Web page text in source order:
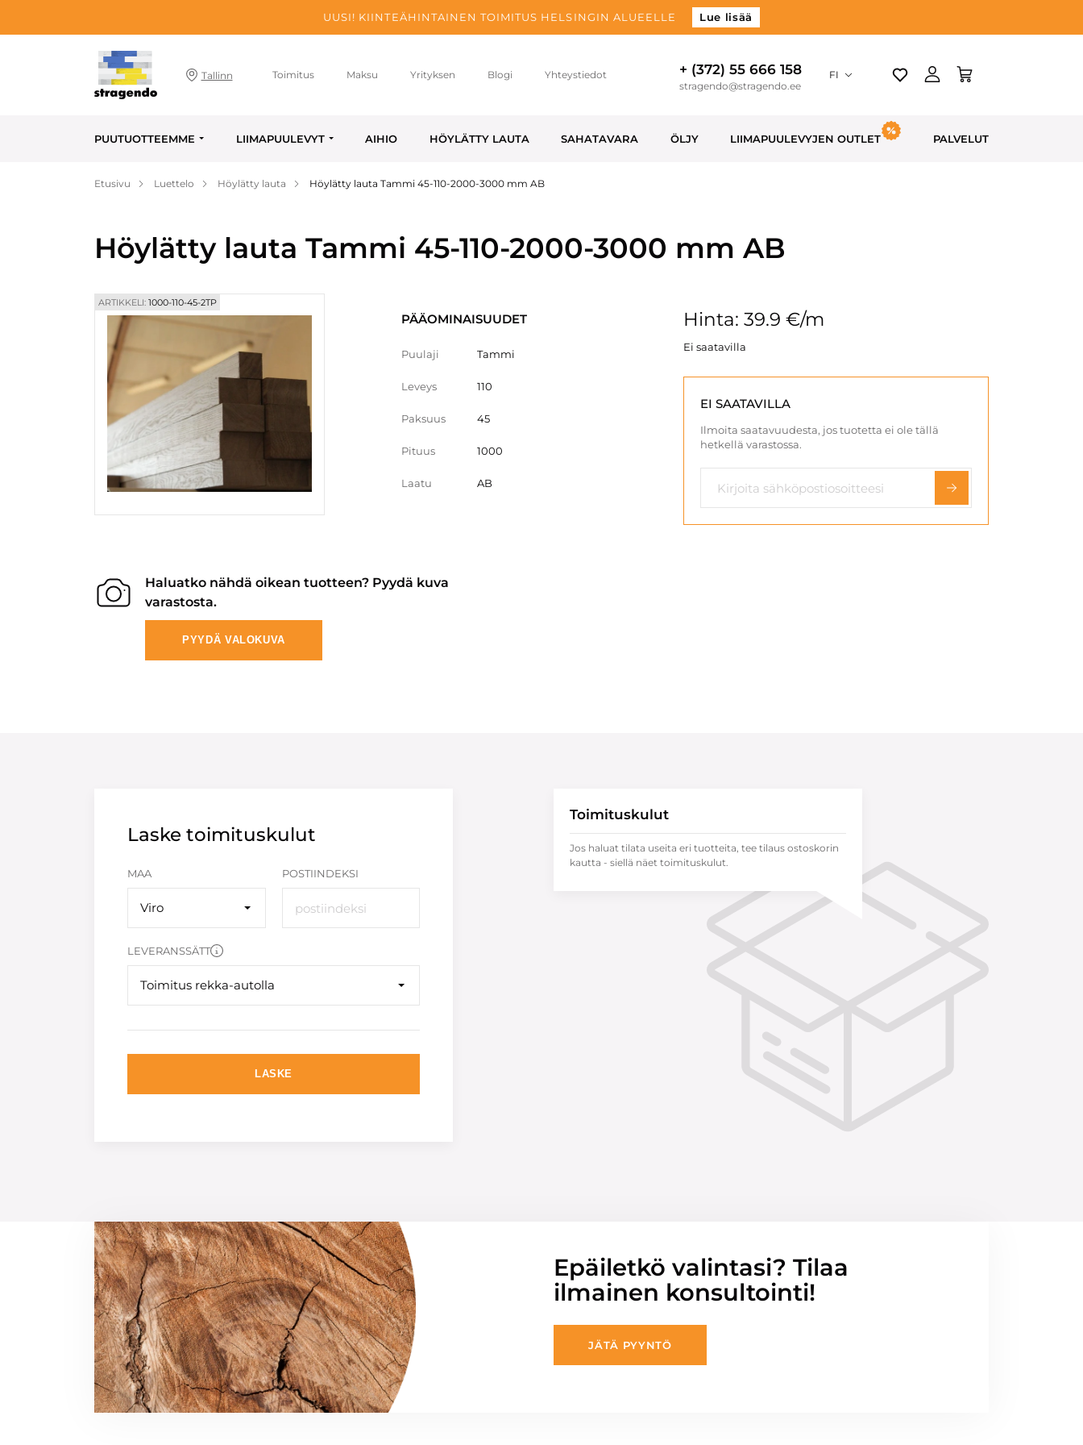
UUSI! KIINTEÄHINTAINEN TOIMITUS HELSINGIN ALUEELLE Lue lisää
Tallinn Toimitus Maksu Yrityksen Blogi Yhteystiedot + (372) 55 666 158
stragendo@stragendo.ee
FI
PUUTUOTTEEMME LIIMAPUULEVYT AIHIO HÖYLÄTTY LAUTA SAHATAVARA ÖLJY LIIMAPUULEVYJEN OUTLET PALVELUT
Etusivu Luettelo Höylätty lauta Höylätty lauta Tammi 45-110-2000-3000 mm AB
Höylätty lauta Tammi 45-110-2000-3000 mm AB
ARTIKKELI: 1000-110-45-2TP
PÄÄOMINAISUUDET
Puulaji Tammi
Leveys 110
Paksuus 45
Pituus 1000
Laatu AB
Hinta: 39.9 €/m
Ei saatavilla
EI SAATAVILLA
Ilmoita saatavuudesta, jos tuotetta ei ole tällä
hetkellä varastossa.
Haluatko nähdä oikean tuotteen? Pyydä kuva
varastosta.
PYYDÄ VALOKUVA
Laske toimituskulut
MAA
Viro
POSTIINDEKSI
LEVERANSSÄTT
Toimitus rekka-autolla
LASKE
Toimituskulut
Jos haluat tilata useita eri tuotteita, tee tilaus ostoskorin
kautta - siellä näet toimituskulut.
Epäiletkö valintasi? Tilaa
ilmainen konsultointi!
JÄTÄ PYYNTÖ